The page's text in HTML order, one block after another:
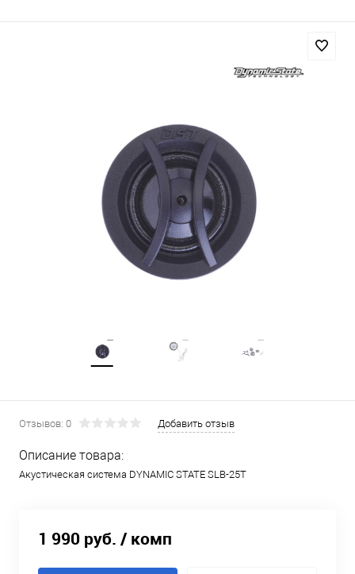
Отзывов: 0 Добавить отзыв
Описание товара:
Акустическая система DYNAMIC STATE SLB-25T
1 990 руб. / комп